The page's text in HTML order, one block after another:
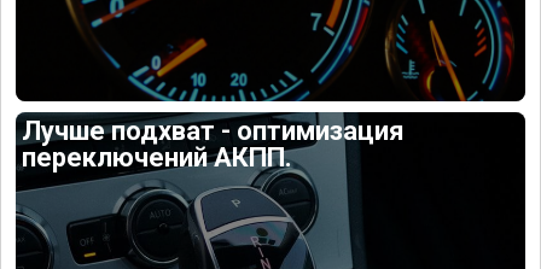
Лучше подхват - оптимизация
переключений АКПП.